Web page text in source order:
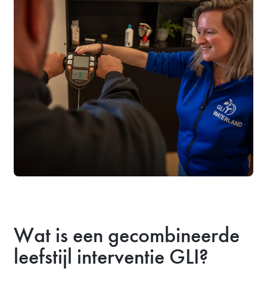
Wat is een gecombineerde
leefstijl interventie GLI?